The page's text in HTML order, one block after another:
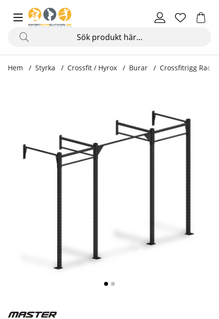
Hem Styrka Crossfit / Hyrox Burar Crossfitrigg Rack